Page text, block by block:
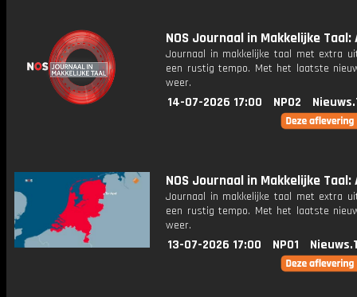
NOS Journaal in Makkelijke Taal:
Journaal in makkelijke taal met extra
een rustig tempo. Met het laatste
weer.
14-07-2026 17:00 NPO2
NOS Journaal in Makkelijke Taal:
Journaal in makkelijke taal met extra
een rustig tempo. Met het laatste
weer.
13-07-2026 17:00 NPO1